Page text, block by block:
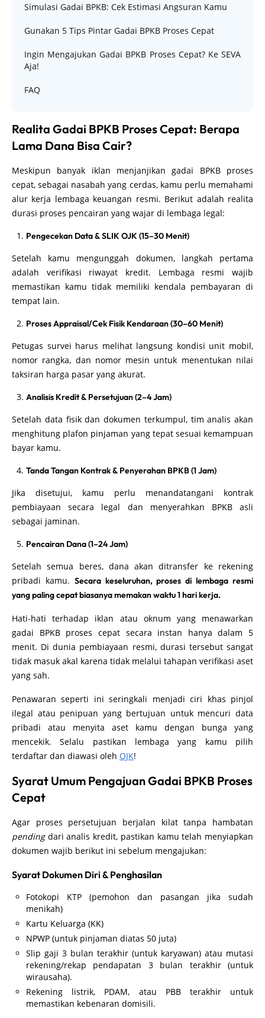
Simulasi Gadai BPKB: Cek Estimasi Angsuran Kamu
Gunakan 5 Tips Pintar Gadai BPKB Proses Cepat
Ingin Mengajukan Gadai BPKB Proses Cepat? Ke SEVA
Aja!
FAQ
Realita Gadai BPKB Proses Cepat: Berapa
Lama Dana Bisa Cair?
Meskipun banyak iklan menjanjikan gadai BPKB proses
cepat, sebagai nasabah yang cerdas, kamu perlu memahami
alur kerja lembaga keuangan resmi. Berikut adalah realita
durasi proses pencairan yang wajar di lembaga legal:
Pengecekan Data & SLIK OJK (15–30 Menit)
Setelah kamu mengunggah dokumen, langkah pertama
adalah verifikasi riwayat kredit. Lembaga resmi wajib
memastikan kamu tidak memiliki kendala pembayaran di
tempat lain.
Proses Appraisal/Cek Fisik Kendaraan (30–60 Menit)
Petugas survei harus melihat langsung kondisi unit mobil,
nomor rangka, dan nomor mesin untuk menentukan nilai
taksiran harga pasar yang akurat.
Analisis Kredit & Persetujuan (2–4 Jam)
Setelah data fisik dan dokumen terkumpul, tim analis akan
menghitung plafon pinjaman yang tepat sesuai kemampuan
bayar kamu.
Tanda Tangan Kontrak & Penyerahan BPKB (1 Jam)
Jika disetujui, kamu perlu menandatangani kontrak
pembiayaan secara legal dan menyerahkan BPKB asli
sebagai jaminan.
Pencairan Dana (1–24 Jam)
Setelah semua beres, dana akan ditransfer ke rekening
pribadi kamu. Secara keseluruhan, proses di lembaga resmi
yang paling cepat biasanya memakan waktu 1 hari kerja.
Hati-hati terhadap iklan atau oknum yang menawarkan
gadai BPKB proses cepat secara instan hanya dalam 5
menit. Di dunia pembiayaan resmi, durasi tersebut sangat
tidak masuk akal karena tidak melalui tahapan verifikasi aset
yang sah.
Penawaran seperti ini seringkali menjadi ciri khas pinjol
ilegal atau penipuan yang bertujuan untuk mencuri data
pribadi atau menyita aset kamu dengan bunga yang
mencekik. Selalu pastikan lembaga yang kamu pilih
terdaftar dan diawasi oleh OJK!
Syarat Umum Pengajuan Gadai BPKB Proses
Cepat
Agar proses persetujuan berjalan kilat tanpa hambatan
pendingdari analis kredit, pastikan kamu telah menyiapkan
dokumen wajib berikut ini sebelum mengajukan:
Syarat Dokumen Diri & Penghasilan
Fotokopi KTP (pemohon dan pasangan jika sudah
menikah)
Kartu Keluarga (KK)
NPWP (untuk pinjaman diatas 50 juta)
Slip gaji 3 bulan terakhir (untuk karyawan) atau mutasi
rekening/rekap pendapatan 3 bulan terakhir (untuk
wirausaha).
Rekening listrik, PDAM, atau PBB terakhir untuk
memastikan kebenaran domisili.